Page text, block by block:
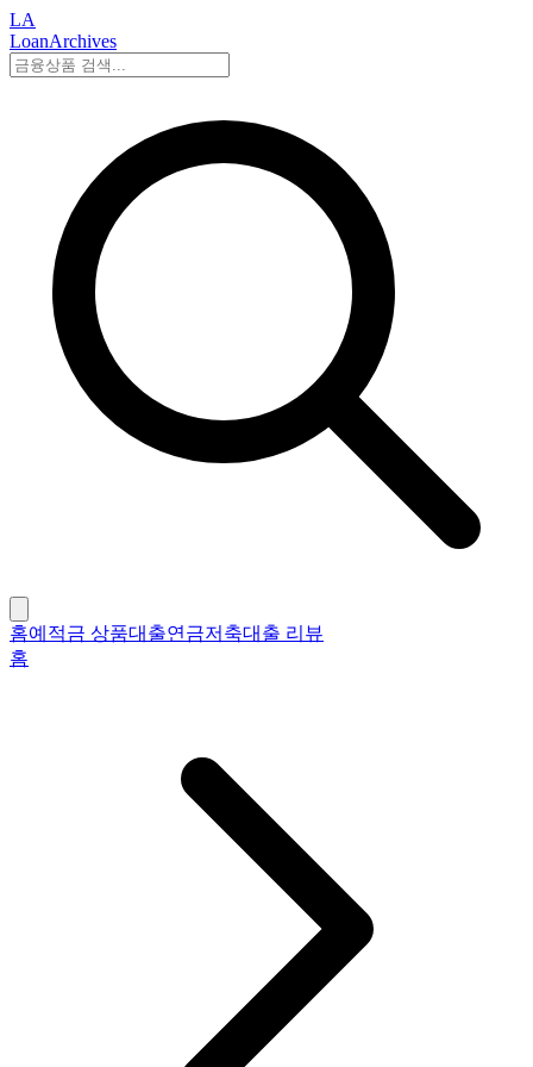
LA
LoanArchives
홈예적금 상품대출연금저축대출 리뷰
홈